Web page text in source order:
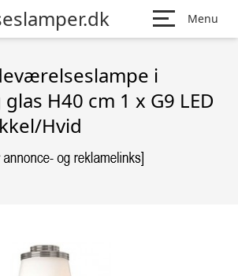
Menu
i
H40 cm 1 x G9 LED
Hvid